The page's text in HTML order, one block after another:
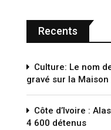
Recents
Culture: Le nom
gravé sur la
Côte d’Ivoire :
4 600 détenus